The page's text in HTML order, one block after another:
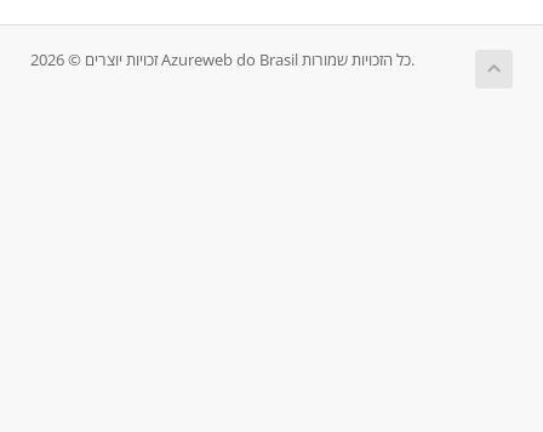
זכויות יוצרים © 2026 Azureweb do Brasil כל הזכויות שמורות.